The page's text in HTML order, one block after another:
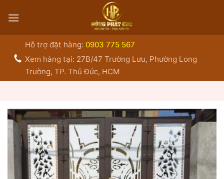
qua
Hỗ trợ đặt hàng: 0903 775 567
Xem hàng tại: 27B/47 Trường Lưu, Phường Long
Trường, TP. Thủ Đức, HCM